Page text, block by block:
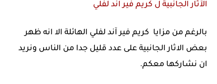
الآثار الجانبية ل كريم فير اند لفلي
بالرغم من مزايا كريم فير آند لفلي الهائلة الا انه ظهر
بعض الاثار الجانبية على عدد قليل جدا من الناس ونريد
ان نشاركها معكم.